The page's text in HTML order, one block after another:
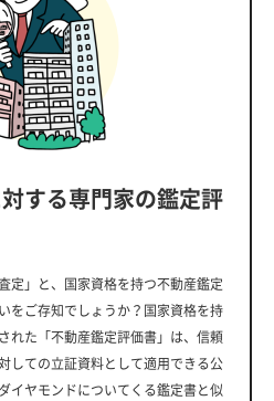
する専門家の鑑定評
定」と、国家資格を持つ不動産鑑定
をご存知でしょうか？国家資格を持
れた「不動産鑑定評価書」は、信頼
しての立証資料として適用できる公
イヤモンドについてくる鑑定書と似